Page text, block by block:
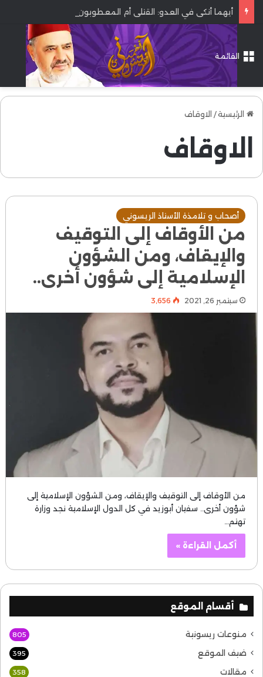
أيهما أنكى في العدو: القتلى أم المعطوبون؟
القائمة
الرئيسية/ الاوقاف
الاوقاف
أصحاب و تلامذة الأستاذ الريسوني
من الأوقاف إلى التوقيف
والإيقاف، ومن الشؤون
الإسلامية إلى شؤون أخرى..
سبتمبر 26, 2021 3٬656
من الأوقاف إلى التوقيف والإيقاف، ومن الشؤون الإسلامية إلى
شؤون أخرى.. سفيان أبوزيد في كل الدول الإسلامية نجد وزارة
تهتم…
أكمل القراءة »
أقسام الموقع
منوعات ريسونية 805
ضيف الموقع 395
مقالات 358